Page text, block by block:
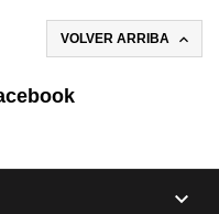
VOLVER ARRIBA 
